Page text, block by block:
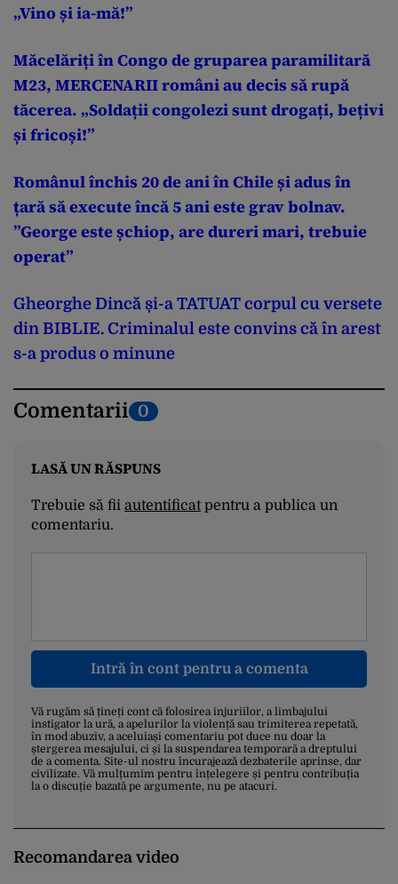
„Vino și ia-mă!”
Măcelăriți în Congo de gruparea paramilitară
M23, MERCENARII români au decis să rupă
tăcerea. „Soldații congolezi sunt drogați, bețivi
și fricoși!”
Românul închis 20 de ani în Chile și adus în
țară să execute încă 5 ani este grav bolnav.
”George este șchiop, are dureri mari, trebuie
operat”
Gheorghe Dincă și-a TATUAT corpul cu versete
din BIBLIE. Criminalul este convins că în arest
s-a produs o minune
Comentarii 0
LASĂ UN RĂSPUNS
Trebuie să fii autentificatpentru a publica un
comentariu.
Intră în cont pentru a comenta
Vă rugăm să țineți cont că folosirea injuriilor, a limbajului
instigator la ură, a apelurilor la violență sau trimiterea repetată,
în mod abuziv, a aceluiași comentariu pot duce nu doar la
ștergerea mesajului, ci și la suspendarea temporară a dreptului
de a comenta. Site-ul nostru încurajează dezbaterile aprinse, dar
civilizate. Vă mulțumim pentru înțelegere și pentru contribuția
la o discuție bazată pe argumente, nu pe atacuri.
Recomandarea video